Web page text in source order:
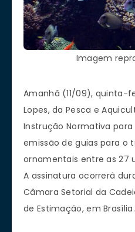
Imagem
Amanhã (11/09), quinta-
Lopes, da Pesca e
Instrução Normativa
emissão de guias para o
ornamentais entre as 27
A assinatura ocorrerá
Câmara Setorial da
de Estimação, em Brasília.